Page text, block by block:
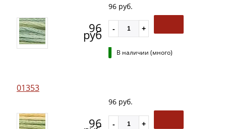
96
руб
96 руб.
В наличии (много)
01353
96
96 руб.